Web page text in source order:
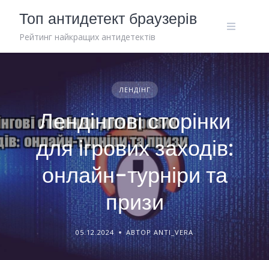
content
Топ антидетект браузерів
Рейтинг найкращих антидетектів
ЛЕНДІНГ
Лендінгові сторінки
для ігрових заходів:
онлайн-турніри та
призи
05.12.2024 АВТОР ANTI_VERA